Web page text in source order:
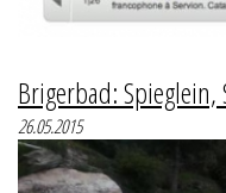
Brigerbad: Spieglein,
26.05.2015